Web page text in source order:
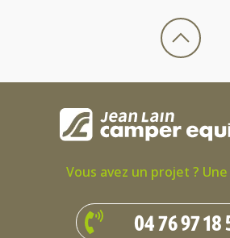
Vous avez un projet ?
04 76 97 18